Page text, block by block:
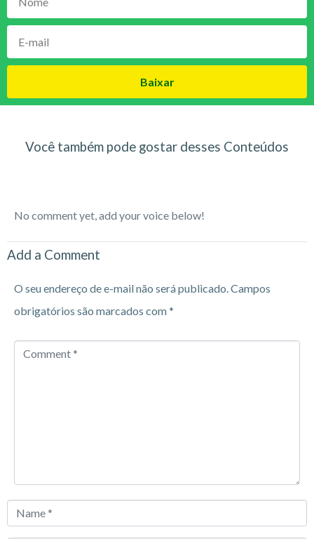
Baixar
Você também pode gostar desses Conteúdos
No comment yet, add your voice below!
Add a Comment
O seu endereço de e-mail não será publicado.Campos
obrigatórios são marcados com*
Comment
Name